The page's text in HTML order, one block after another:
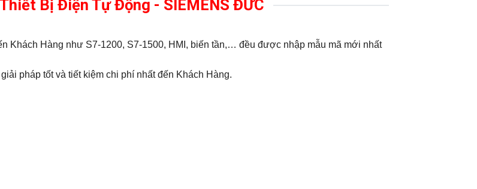
Bị Điện Tự Động - SIEMENS ĐỨC
Khách Hàng như S7-1200, S7-1500, HMI, biến tần,… đều được nhập mẫu mã mới nhất
pháp tốt và tiết kiệm chi phí nhất đến Khách Hàng.